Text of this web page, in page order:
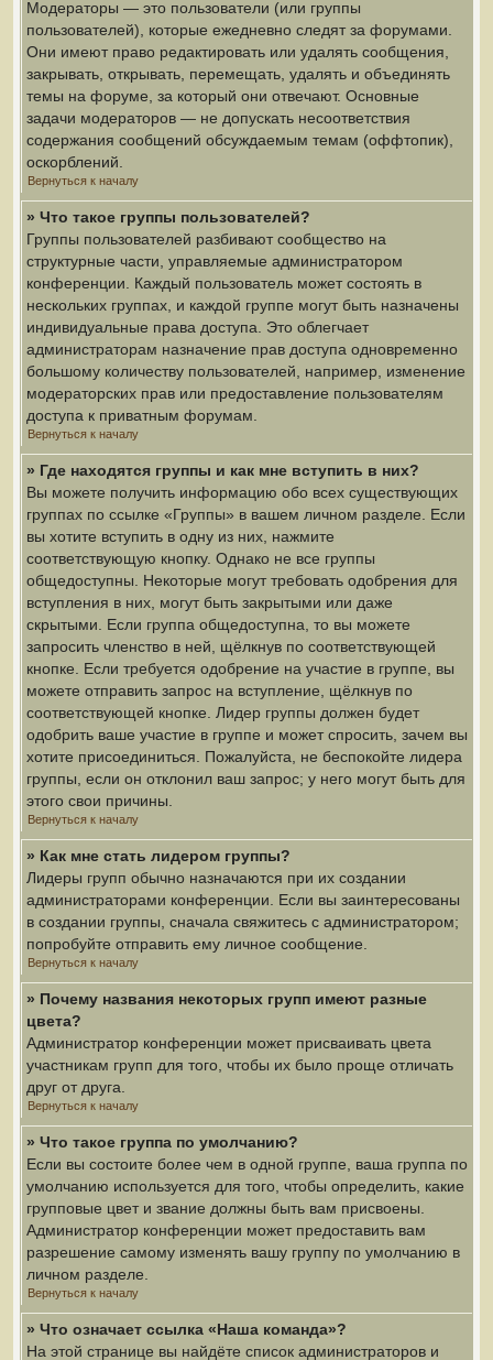
Модераторы — это пользователи (или группы
пользователей), которые ежедневно следят за форумами.
Они имеют право редактировать или удалять сообщения,
закрывать, открывать, перемещать, удалять и объединять
темы на форуме, за который они отвечают. Основные
задачи модераторов — не допускать несоответствия
содержания сообщений обсуждаемым темам (оффтопик),
оскорблений.
Вернуться к началу
» Что такое группы пользователей?
Группы пользователей разбивают сообщество на
структурные части, управляемые администратором
конференции. Каждый пользователь может состоять в
нескольких группах, и каждой группе могут быть назначены
индивидуальные права доступа. Это облегчает
администраторам назначение прав доступа одновременно
большому количеству пользователей, например, изменение
модераторских прав или предоставление пользователям
доступа к приватным форумам.
Вернуться к началу
» Где находятся группы и как мне вступить в них?
Вы можете получить информацию обо всех существующих
группах по ссылке «Группы» в вашем личном разделе. Если
вы хотите вступить в одну из них, нажмите
соответствующую кнопку. Однако не все группы
общедоступны. Некоторые могут требовать одобрения для
вступления в них, могут быть закрытыми или даже
скрытыми. Если группа общедоступна, то вы можете
запросить членство в ней, щёлкнув по соответствующей
кнопке. Если требуется одобрение на участие в группе, вы
можете отправить запрос на вступление, щёлкнув по
соответствующей кнопке. Лидер группы должен будет
одобрить ваше участие в группе и может спросить, зачем вы
хотите присоединиться. Пожалуйста, не беспокойте лидера
группы, если он отклонил ваш запрос; у него могут быть для
этого свои причины.
Вернуться к началу
» Как мне стать лидером группы?
Лидеры групп обычно назначаются при их создании
администраторами конференции. Если вы заинтересованы
в создании группы, сначала свяжитесь с администратором;
попробуйте отправить ему личное сообщение.
Вернуться к началу
» Почему названия некоторых групп имеют разные
цвета?
Администратор конференции может присваивать цвета
участникам групп для того, чтобы их было проще отличать
друг от друга.
Вернуться к началу
» Что такое группа по умолчанию?
Если вы состоите более чем в одной группе, ваша группа по
умолчанию используется для того, чтобы определить, какие
групповые цвет и звание должны быть вам присвоены.
Администратор конференции может предоставить вам
разрешение самому изменять вашу группу по умолчанию в
личном разделе.
Вернуться к началу
» Что означает ссылка «Наша команда»?
На этой странице вы найдёте список администраторов и